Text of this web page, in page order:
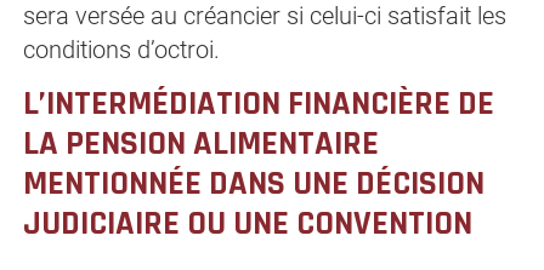
sera versée au créancier si celui-ci satisfait les
conditions d’octroi.
L’INTERMÉDIATION FINANCIÈRE DE
LA PENSION ALIMENTAIRE
MENTIONNÉE DANS UNE DÉCISION
JUDICIAIRE OU UNE CONVENTION